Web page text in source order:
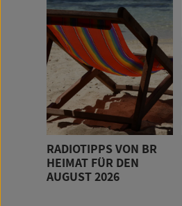
RADIOTIPPS VON BR
HEIMAT FÜR DEN
AUGUST 2026